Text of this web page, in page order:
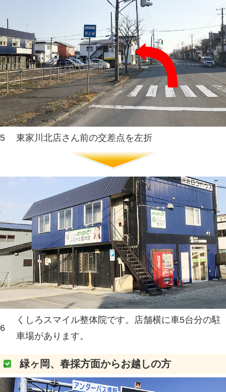
厚岸、標茶、中標津方面よ
れる方
1 JRA近くのR44号とR391の交